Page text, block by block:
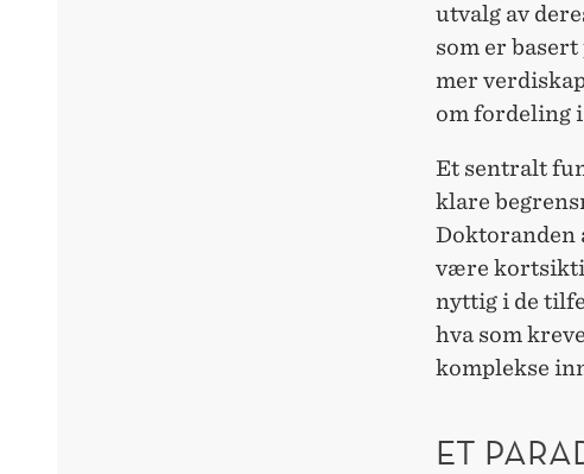
utvalg av
som er
mer
om fordeling
Et sentralt
klare
Doktoranden
være
nyttig i de
hva som
komplekse
ET